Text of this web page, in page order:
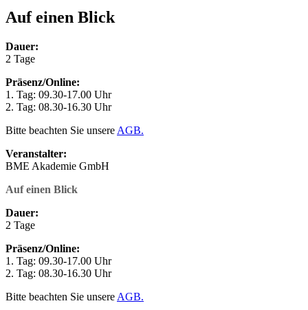
Auf einen Blick
Dauer:
2 Tage
Präsenz/Online:
1. Tag: 09.30-17.00 Uhr
2. Tag: 08.30-16.30 Uhr
Bitte beachten Sie unsere AGB.
Veranstalter:
BME Akademie GmbH
Auf einen Blick
Dauer:
2 Tage
Präsenz/Online:
1. Tag: 09.30-17.00 Uhr
2. Tag: 08.30-16.30 Uhr
Bitte beachten Sie unsere AGB.